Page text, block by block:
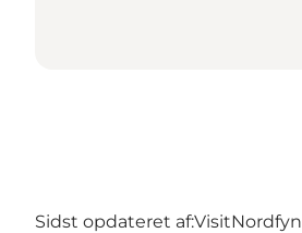
Sidst opdateret af:VisitNordfyn